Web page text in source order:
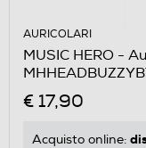
AURICOLARI
MUSIC HERO -
€ 17,90
Acquisto online: